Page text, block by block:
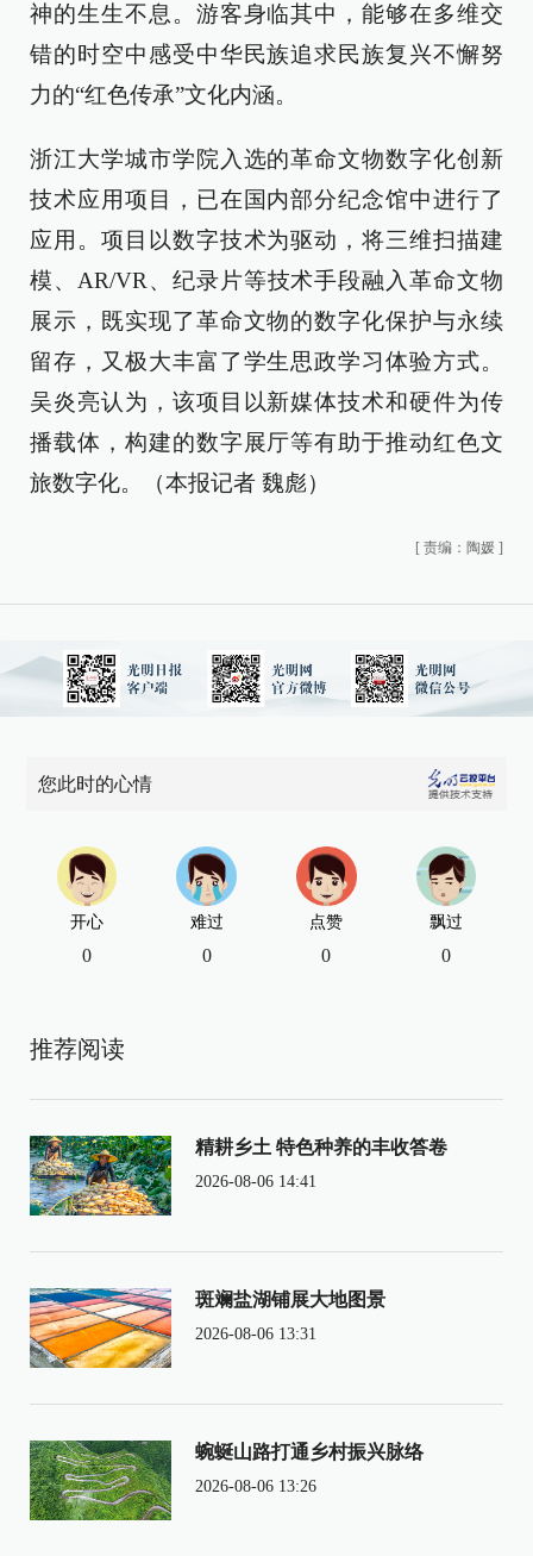
神的生生不息。游客身临其中，能够在多维交
错的时空中感受中华民族追求民族复兴不懈努
力的“红色传承”文化内涵。
浙江大学城市学院入选的革命文物数字化创新
技术应用项目，已在国内部分纪念馆中进行了
应用。项目以数字技术为驱动，将三维扫描建
模、AR/VR、纪录片等技术手段融入革命文物
展示，既实现了革命文物的数字化保护与永续
留存，又极大丰富了学生思政学习体验方式。
吴炎亮认为，该项目以新媒体技术和硬件为传
播载体，构建的数字展厅等有助于推动红色文
旅数字化。（本报记者 魏彪）
[ 责编：陶媛 ]
您此时的心情
开心
0
难过
0
点赞
0
飘过
0
推荐阅读
精耕乡土 特色种养的丰收答卷
2026-08-06 14:41
斑斓盐湖铺展大地图景
2026-08-06 13:31
蜿蜒山路打通乡村振兴脉络
2026-08-06 13:26